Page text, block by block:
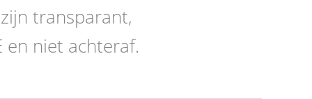
transparant,
en niet achteraf.